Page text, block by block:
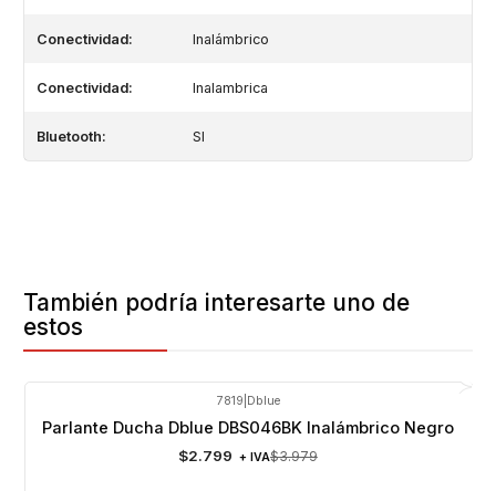
Conectividad: Inalámbrico
Conectividad: Inalambrica
Bluetooth: SI
También podría interesarte uno de
estos
7819 Dblue
Parlante Ducha Dblue DBS046BK Inalámbrico Negro
$2.799 + IVA$3.979